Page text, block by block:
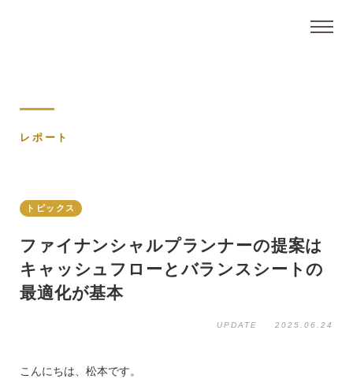
レポート
トピックス
ファイナンシャルプランナーの提案は
キャッシュフローとバランスシートの
最適化が基本
UPDATE 2025.06.24
こんにちは、松本です。